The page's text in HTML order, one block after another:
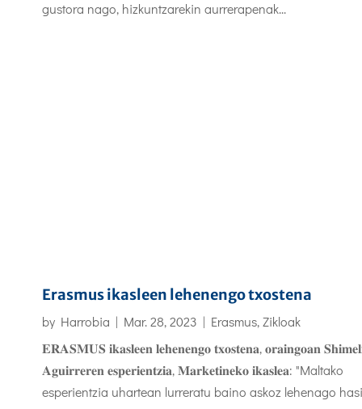
gustora nago, hizkuntzarekin aurrerapenak...
Erasmus ikasleen lehenengo txostena
by Harrobia | Mar. 28, 2023 | Erasmus,Zikloak
𝐄𝐑𝐀𝐒𝐌𝐔𝐒 𝐢𝐤𝐚𝐬𝐥𝐞𝐞𝐧 𝐥𝐞𝐡𝐞𝐧𝐞𝐧𝐠𝐨 𝐭𝐱𝐨𝐬𝐭𝐞𝐧𝐚, 𝐨𝐫𝐚𝐢𝐧𝐠𝐨𝐚𝐧
𝐀𝐠𝐮𝐢𝐫𝐫𝐞𝐫𝐞𝐧 𝐞𝐬𝐩𝐞𝐫𝐢𝐞𝐧𝐭𝐳𝐢𝐚, 𝐌𝐚𝐫𝐤𝐞𝐭𝐢𝐧𝐞𝐤𝐨 𝐢𝐤𝐚𝐬𝐥𝐞𝐚: "Maltako
esperientzia uhartean lurreratu baino askoz lehenago hasi